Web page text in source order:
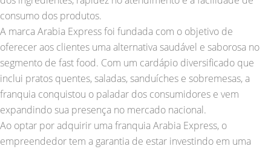
consumo dos produtos.
A marca Arabia Express foi fundada com o objetivo de
oferecer aos clientes uma alternativa saudável e saborosa no
segmento de fast food. Com um cardápio diversificado que
inclui pratos quentes, saladas, sanduíches e sobremesas, a
franquia conquistou o paladar dos consumidores e vem
expandindo sua presença no mercado nacional.
Ao optar por adquirir uma franquia Arabia Express, o
empreendedor tem a garantia de estar investindo em uma